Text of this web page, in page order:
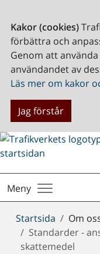
Kakor (cookies)
förbättra och
Genom att
användandet av
Läs mer om kakor
Jag förstår
Meny
Du
är
här:
Startsida Om
Standarder -
skattemedel